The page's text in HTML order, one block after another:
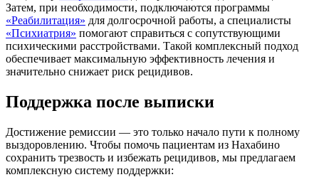
Затем, при необходимости, подключаются программы
«Реабилитация» для долгосрочной работы, а специалисты
«Психиатрия» помогают справиться с сопутствующими
психическими расстройствами. Такой комплексный подход
обеспечивает максимальную эффективность лечения и
значительно снижает риск рецидивов.
Поддержка после выписки
Достижение ремиссии — это только начало пути к полному
выздоровлению. Чтобы помочь пациентам из Нахабино
сохранить трезвость и избежать рецидивов, мы предлагаем
комплексную систему поддержки: